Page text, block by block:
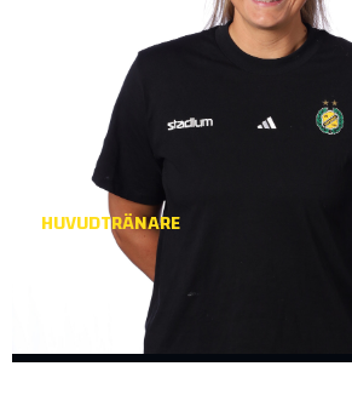
HUVUDTRÄNARE
ISABELLE